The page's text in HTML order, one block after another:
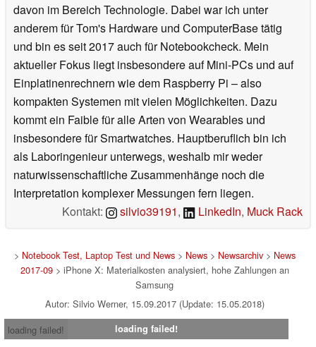
davon im Bereich Technologie. Dabei war ich unter
anderem für Tom's Hardware und ComputerBase tätig
und bin es seit 2017 auch für Notebookcheck. Mein
aktueller Fokus liegt insbesondere auf Mini-PCs und auf
Einplatinenrechnern wie dem Raspberry Pi – also
kompakten Systemen mit vielen Möglichkeiten. Dazu
kommt ein Faible für alle Arten von Wearables und
insbesondere für Smartwatches. Hauptberuflich bin ich
als Laboringenieur unterwegs, weshalb mir weder
naturwissenschaftliche Zusammenhänge noch die
Interpretation komplexer Messungen fern liegen.
Kontakt:
silvio39191, LinkedIn, Muck Rack
> Notebook Test, Laptop Test und News> News> Newsarchiv> News
2017-09> iPhone X: Materialkosten analysiert, hohe Zahlungen an
Samsung
Autor: Silvio Werner, 15.09.2017 (Update: 15.05.2018)
loading failed!
loading failed!